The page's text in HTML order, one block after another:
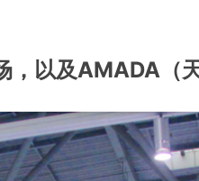
，以及AMADA（